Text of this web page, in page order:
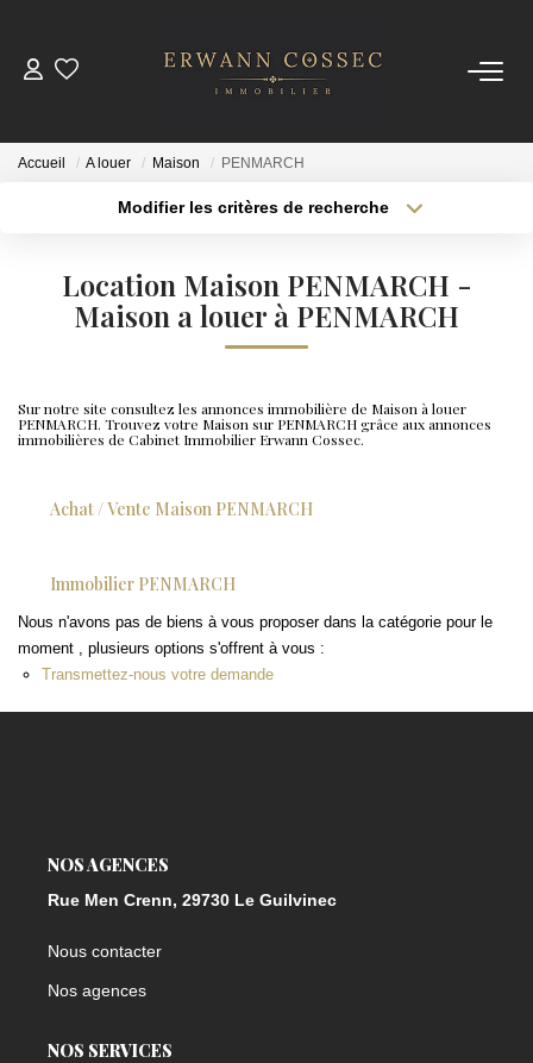
NOTRE AGENCE
Nos Actualités
CONTACT
Accueil A louer Maison PENMARCH
Modifier les critères de recherche
Sélectionnez...
Type de bien
Surface min
Créer une alerte
Location Maison PENMARCH -
Maison a louer à PENMARCH
Sur notre site consultez les annonces immobilière de Maison à louer
PENMARCH. Trouvez votre Maison sur PENMARCH grâce aux annonces
immobilières de Cabinet Immobilier Erwann Cossec.
Achat / Vente Maison PENMARCH
Immobilier PENMARCH
Nous n'avons pas de biens à vous proposer dans la catégorie pour le
moment , plusieurs options s'offrent à vous :
Transmettez-nous votre demande
NOS AGENCES
Rue Men Crenn, 29730 Le Guilvinec
Nous contacter
Nos agences
NOS SERVICES